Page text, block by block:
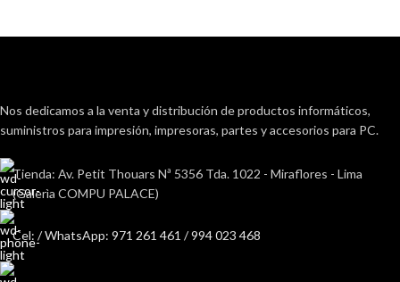
Nos dedicamos a la venta y distribución de productos informáticos,
suministros para impresión, impresoras, partes y accesorios para PC.
Tienda: Av. Petit Thouars Nª 5356 Tda. 1022 - Miraflores - Lima
(Galerìa COMPU PALACE)
Cel: / WhatsApp: 971 261 461 / 994 023 468